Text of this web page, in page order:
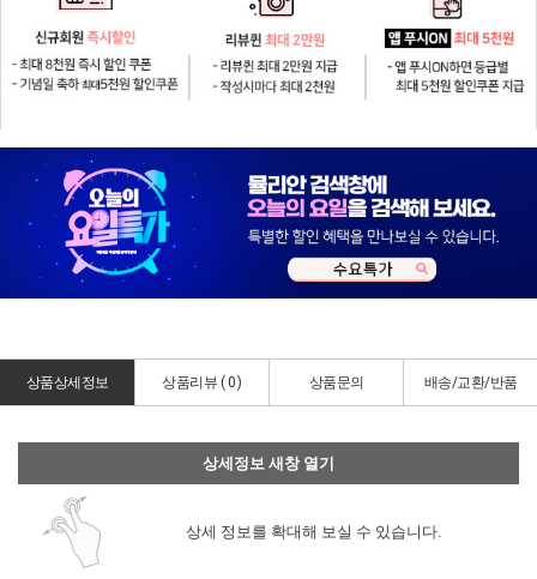
상품상세정보 상품리뷰 ( 0) 상품문의 배송/교환/반품
상세정보 새창 열기
상세 정보를 확대해 보실 수 있습니다.